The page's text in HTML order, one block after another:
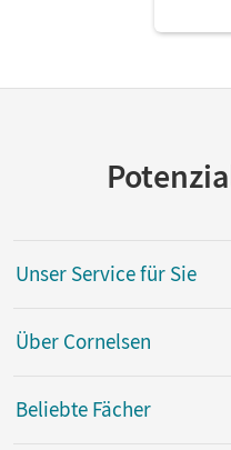
Unser Service für Sie
Über Cornelsen
Beliebte Fächer